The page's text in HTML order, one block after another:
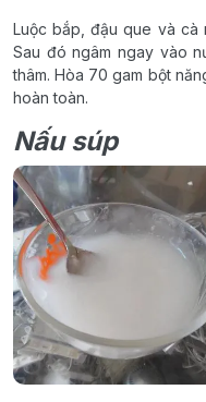
Luộc bắp, đậu que và cà
Sau đó ngâm ngay vào
thâm. Hòa 70 gam bột
hoàn toàn.
Nấu súp